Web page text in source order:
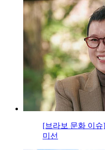
[브라보 문화 이
미선